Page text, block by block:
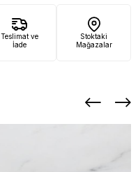
Teslimat ve
İade
Stoktaki
Mağazalar